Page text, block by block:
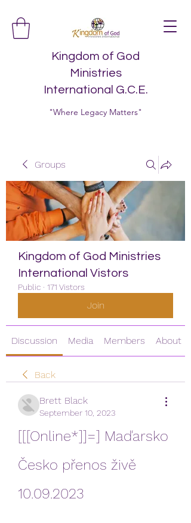
Kingdom of God
Ministries
International G.C.E.
"Where Legacy Matters"
Groups
Kingdom of God Ministries
International Vistors
Public · 171 Vistors
Join
Discussion Media Members About
Back
Brett Black
September 10, 2023
[[[Online*]]=] Maďarsko
Česko přenos živě
10.09.2023